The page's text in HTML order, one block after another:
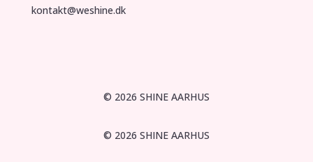
kontakt@weshine.dk
© 2026 SHINE AARHUS
© 2026 SHINE AARHUS